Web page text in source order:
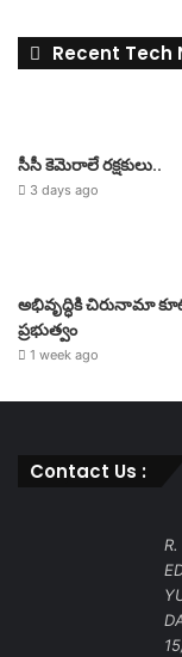
Recent Tech
సీసీ కెమెరాలే రక్షకులు..
3 days ago
అభివృద్ధికి చిరునామా
ప్రభుత్వం
1 week ago
Contact Us :